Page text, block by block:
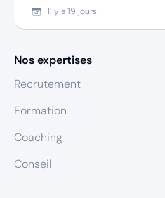
Il y a19 jours
Nos expertises
Recrutement
Formation
Coaching
Conseil